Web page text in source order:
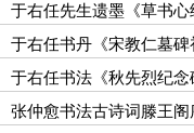
于右任先生遗墨《草书心
于右任书丹《宋教仁墓碑
于右任书法《秋先烈纪念
张仲愈书法古诗词滕王阁